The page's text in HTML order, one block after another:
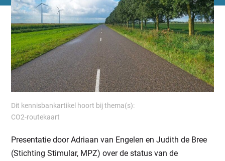
Dit kennisbankartikel hoort bij thema(s):
CO2-routekaart
Presentatie door Adriaan van Engelen en Judith de Bree
(Stichting Stimular, MPZ) over de status van de